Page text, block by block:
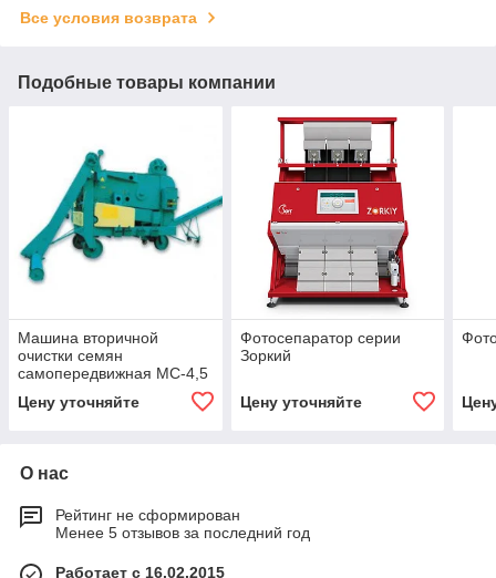
Все условия возврата
Подобные товары компании
Машина вторичной
очистки семян
самопередвижная МС-4,5
Цену уточняйте
Фотосепаратор серии
Зоркий
Цену уточняйте
О нас
Рейтинг не сформирован
Менее 5 отзывов за последний год
Работает с 16.02.2015